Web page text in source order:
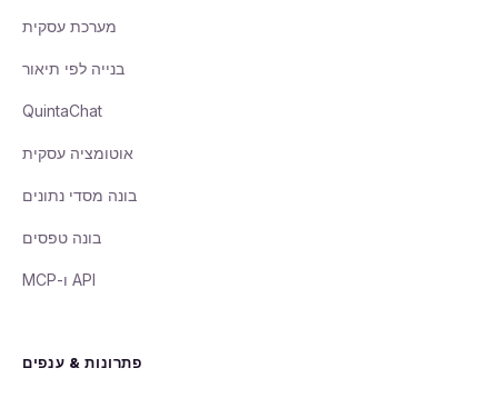
מערכת עסקית
בנייה לפי תיאור
QuintaChat
אוטומציה עסקית
בונה מסדי נתונים
בונה טפסים
פתרונות & ענפים